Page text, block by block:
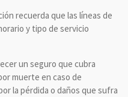
recuerda que las líneas de
y tipo de servicio
un seguro que cubra
muerte en caso de
la pérdida o daños que sufra